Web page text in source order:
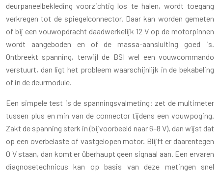
deurpaneelbekleding voorzichtig los te halen, wordt toegang
verkregen tot de spiegelconnector. Daar kan worden gemeten
of bij een vouwopdracht daadwerkelijk 12 V op de motorpinnen
wordt aangeboden en of de massa-aansluiting goed is.
Ontbreekt spanning, terwijl de BSI wel een vouwcommando
verstuurt, dan ligt het probleem waarschijnlijk in de bekabeling
of in de deurmodule.
Een simpele test is de spanningsvalmeting: zet de multimeter
tussen plus en min van de connector tijdens een vouwpoging.
Zakt de spanning sterk in (bijvoorbeeld naar 6–8 V), dan wijst dat
op een overbelaste of vastgelopen motor. Blijft er daarentegen
0 V staan, dan komt er überhaupt geen signaal aan. Een ervaren
diagnosetechnicus kan op basis van deze metingen snel